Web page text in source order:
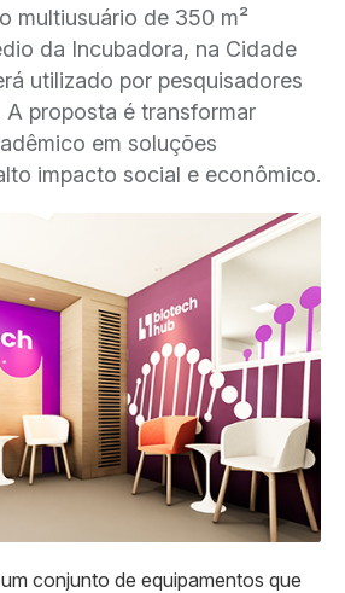
multiusuário de 350 m²
da Incubadora, na Cidade
utilizado por pesquisadores
A proposta é transformar
em soluções
impacto social e econômico.
conjunto de equipamentos que